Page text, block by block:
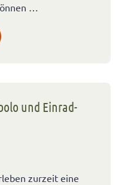
…
und Einrad-
zurzeit eine